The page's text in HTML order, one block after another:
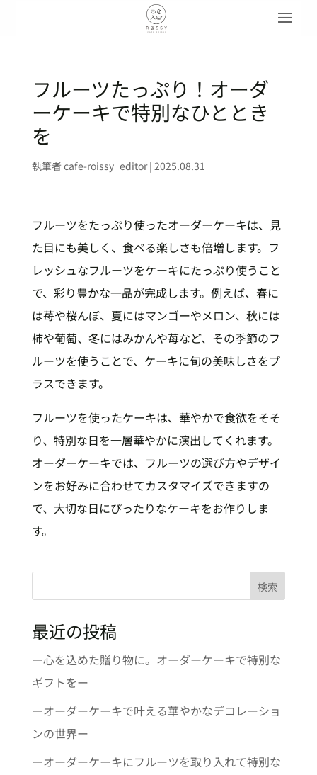
フルーツたっぷり！オーダ
ーケーキで特別なひととき
を
執筆者cafe-roissy_editor| 2025.08.31
フルーツをたっぷり使ったオーダーケーキは、見
た目にも美しく、食べる楽しさも倍増します。フ
レッシュなフルーツをケーキにたっぷり使うこと
で、彩り豊かな一品が完成します。例えば、春に
は苺や桜んぼ、夏にはマンゴーやメロン、秋には
柿や葡萄、冬にはみかんや苺など、その季節のフ
ルーツを使うことで、ケーキに旬の美味しさをプ
ラスできます。
フルーツを使ったケーキは、華やかで食欲をそそ
り、特別な日を一層華やかに演出してくれます。
オーダーケーキでは、フルーツの選び方やデザイ
ンをお好みに合わせてカスタマイズできますの
で、大切な日にぴったりなケーキをお作りしま
す。
検索
最近の投稿
ー心を込めた贈り物に。オーダーケーキで特別な
ギフトをー
ーオーダーケーキで叶える華やかなデコレーショ
ンの世界ー
ーオーダーケーキにフルーツを取り入れて特別な